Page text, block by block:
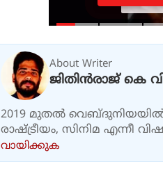
About Writer
ജിതിൻരാജ് കെ
2019 മുതൽ
രാഷ്ട്രീയം, സിനിമ എന്നീ
വായിക്കുക